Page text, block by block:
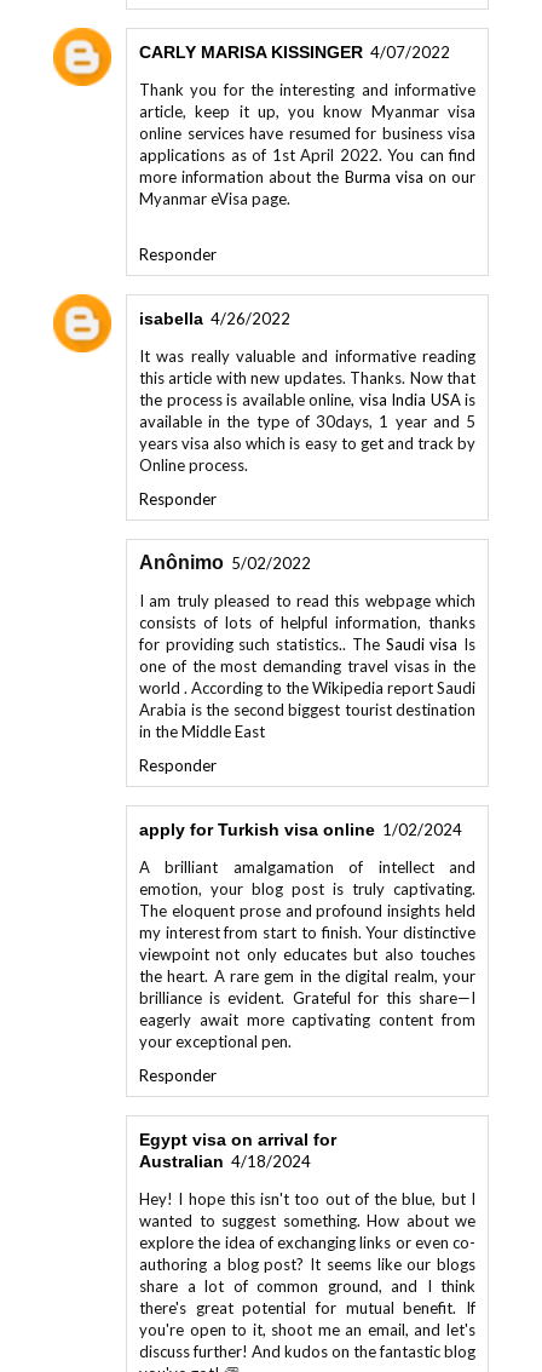
CARLY MARISA KISSINGER 4/07/2022
article, keep it up, you know Myanmar visa
online services have resumed for business visa
applications as of 1st April 2022. You can find
more information about theBurma visaon our
Myanmar eVisa page.
isabella 4/26/2022
this article with new updates. Thanks. Now that
the process is available online,visa India USAis
available in the type of 30days, 1 year and 5
years visa also which is easy to get and track by
Online process.
Responder
Anônimo 5/02/2022
consists of lots of helpful information, thanks
for providing such statistics.. TheSaudi visaIs
one of the most demanding travel visas in the
world . According to the Wikipedia report Saudi
Arabia is the second biggest tourist destination
in the Middle East
Responder
apply for Turkish visa online 1/02/2024
A brilliant amalgamation of intellect and
emotion, your blog post is truly captivating.
The eloquent prose and profound insights held
my interest from start to finish. Your distinctive
viewpoint not only educates but also touches
the heart. A rare gem in the digital realm, your
brilliance is evident. Grateful for this share—I
eagerly await more captivating content from
your exceptional pen.
Responder
Egypt visa on arrival for
Australian 4/18/2024
wanted to suggest something. How about we
explore the idea of exchanging links or even co-
authoring a blog post? It seems like our blogs
share a lot of common ground, and I think
there's great potential for mutual benefit. If
you're open to it, shoot me an email, and let's
discuss further! And kudos on the fantastic blog
you've got! 👏